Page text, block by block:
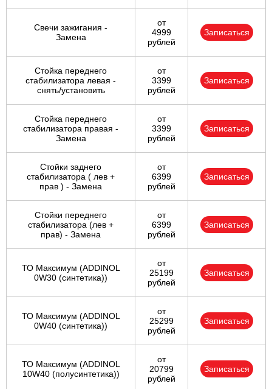
Свечи зажигания -
Замена
от
4999
рублей
Записаться
Стойка переднего
стабилизатора левая -
снять/установить
от
3399
рублей
Записаться
Стойка переднего
стабилизатора правая -
Замена
от
3399
рублей
Записаться
Стойки заднего
стабилизатора ( лев +
прав ) - Замена
от
6399
рублей
Записаться
Стойки переднего
стабилизатора (лев +
прав) - Замена
от
6399
рублей
Записаться
ТО Максимум (ADDINOL
0W30 (синтетика))
от
25199
рублей
Записаться
ТО Максимум (ADDINOL
0W40 (синтетика))
от
25299
рублей
Записаться
ТО Максимум (ADDINOL
10W40 (полусинтетика))
от
20799
рублей
Записаться